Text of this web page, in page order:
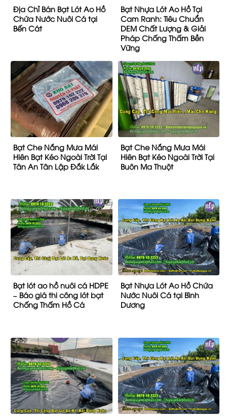
Địa Chỉ Bán Bạt Lót Ao Hồ
Chứa Nước Nuôi Cá tại
Bến Cát
Bạt Nhựa Lót Ao Hồ Tại
Cam Ranh: Tiêu Chuẩn
DEM Chất Lượng & Giải
Pháp Chống Thấm Bền
Vững
Bạt Che Nắng Mưa Mái
Hiên Bạt Kéo Ngoài Trời Tại
Tân An Tân Lập Đắk Lắk
Bạt Che Nắng Mưa Mái
Hiên Bạt Kéo Ngoài Trời Tại
Buôn Ma Thuột
Bạt lót ao hồ nuôi cá HDPE
– Báo giá thi công lót bạt
Chống Thấm Hồ Cá
Bạt Nhựa Lót Ao Hồ Chứa
Nước Nuôi Cá tại Bình
Dương